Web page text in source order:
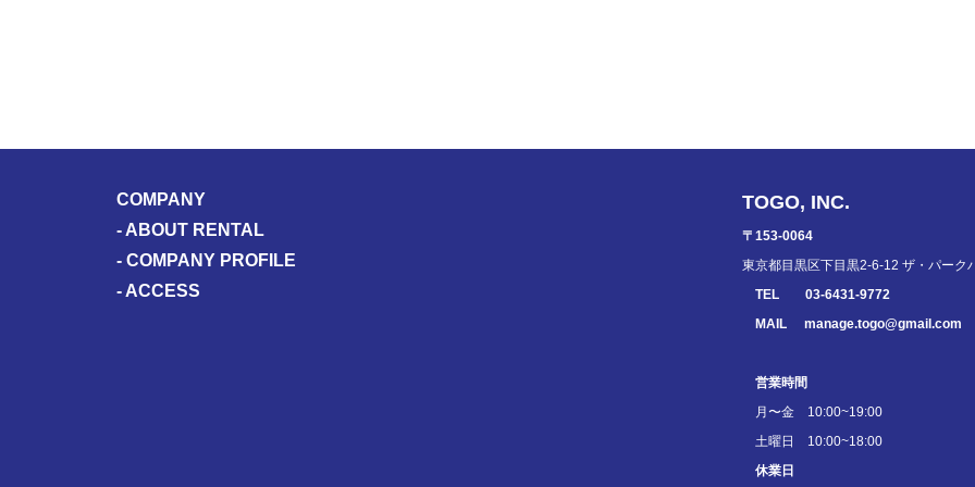
COMPANY
- ABOUT RENTAL
- COMPANY PROFILE
- ACCESS
TOGO, INC.
〒153-0064
東京都目黒区下目黒2-6-12 ザ・パーク
TEL 03-6431-9772
MAIL
manage.togo@gmail.com
営業時間
月〜金 10:00~19:00
土曜日 10:00~18:00
休業日